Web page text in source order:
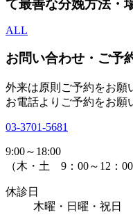
て最善な分娩方法・
ALL
お問い合わせ・ご予
外来は原則ご予約をお願
お電話よりご予約をお願
03-3701-5681
9:00～18:00
（木・土 9：00～12：00
休診日
木曜・日曜・祝日